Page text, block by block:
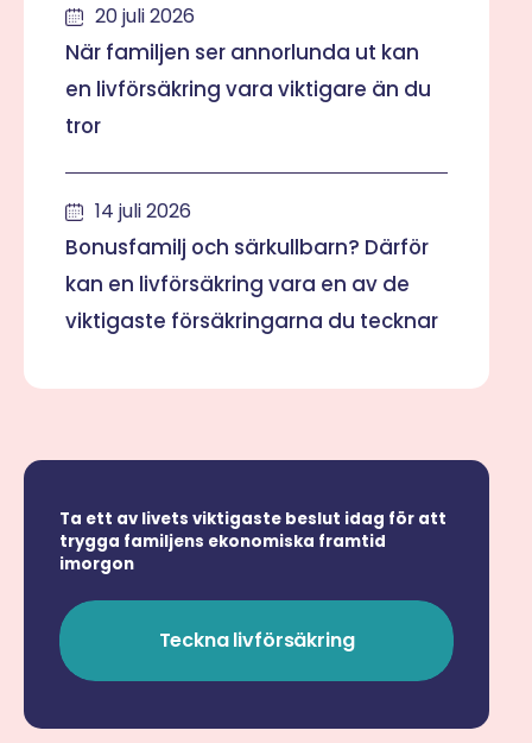
20 juli 2026
När familjen ser annorlunda ut kan
en livförsäkring vara viktigare än du
tror
14 juli 2026
Bonusfamilj och särkullbarn? Därför
kan en livförsäkring vara en av de
viktigaste försäkringarna du tecknar
Ta ett av livets viktigaste beslut idag för att
trygga familjens ekonomiska framtid
imorgon
Teckna livförsäkring